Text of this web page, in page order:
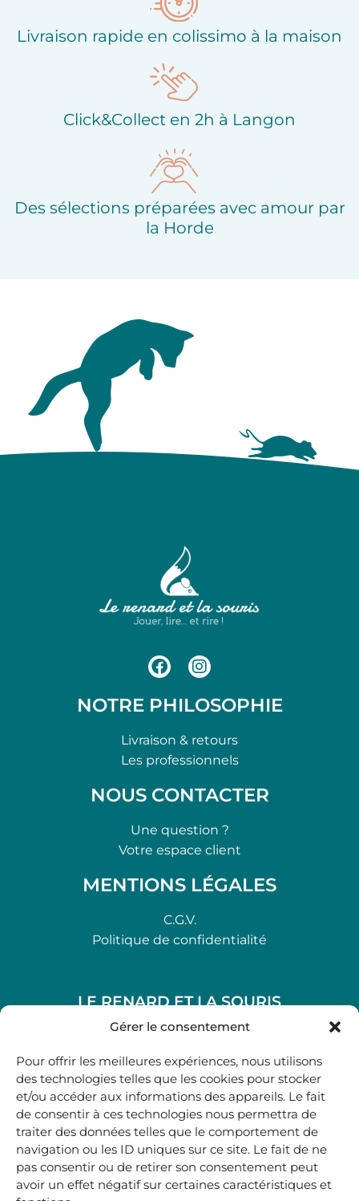
Gérer le consentement
Pour offrir les meilleures expériences, nous utilisons
des technologies telles que les cookies pour stocker
et/ou accéder aux informations des appareils. Le fait
de consentir à ces technologies nous permettra de
traiter des données telles que le comportement de
navigation ou les ID uniques sur ce site. Le fait de ne
pas consentir ou de retirer son consentement peut
avoir un effet négatif sur certaines caractéristiques et
Livraison rapide en colissimo à la maison
Click&Collect en 2h à Langon
Des sélections préparées avec amour par
la Horde
NOTRE PHILOSOPHIE
Livraison & retours
Les professionnels
NOUS CONTACTER
Une question ?
Votre espace client
MENTIONS LÉGALES
C.G.V.
Politique de confidentialité
LE RENARD ET LA SOURIS
48, rue Maubec 33210 LANGON
05 40 41 37 18
.
MARDI AU SAMEDI
10H00-12H45 | 14H00 -19H00
boutique@lerenardetlasouris.com